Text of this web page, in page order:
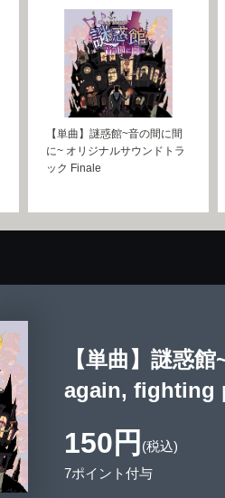
【単曲】謎惑館~音の間に間
に~ オリジナルサウンドトラ
ック Finale
【単曲】謎惑
again, fighting
150円 (税込)
7ポイント付与